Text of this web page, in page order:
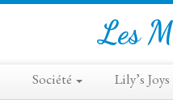
Les
Société Lily’s Joys